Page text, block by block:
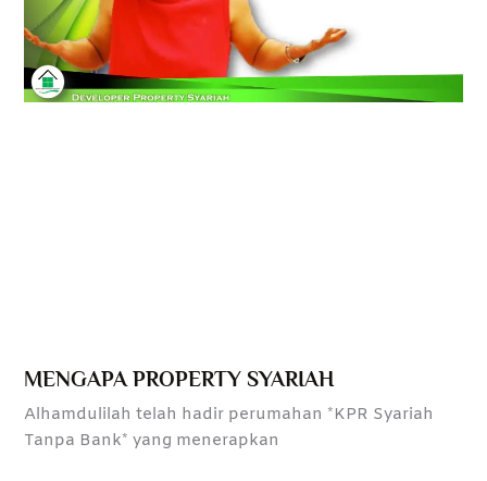
MENGAPA PROPERTY SYARIAH
Alhamdulilah telah hadir perumahan *KPR Syariah
Tanpa Bank* yang menerapkan